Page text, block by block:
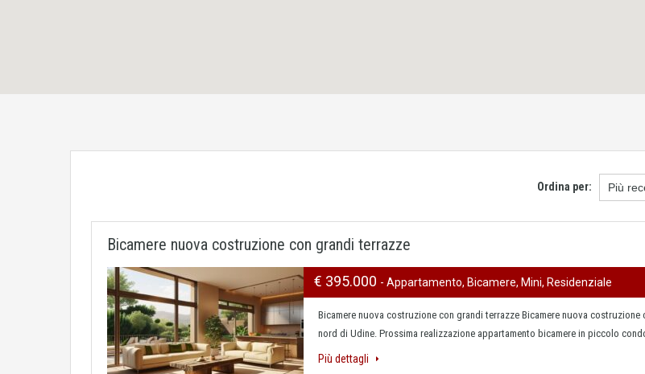
Ordina per:
Bicamere nuova costruzione con grandi terrazze
€ 395.000 - Appartamento, Bicamere, Mini, Residenziale
Bicamere nuova costruzione con grandi terrazze Bicamere nuova costruzione
nord di Udine. Prossima realizzazione appartamento bicamere in piccolo
Più dettagli